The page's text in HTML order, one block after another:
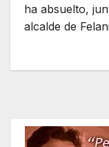
ha absuelto,
alcalde de